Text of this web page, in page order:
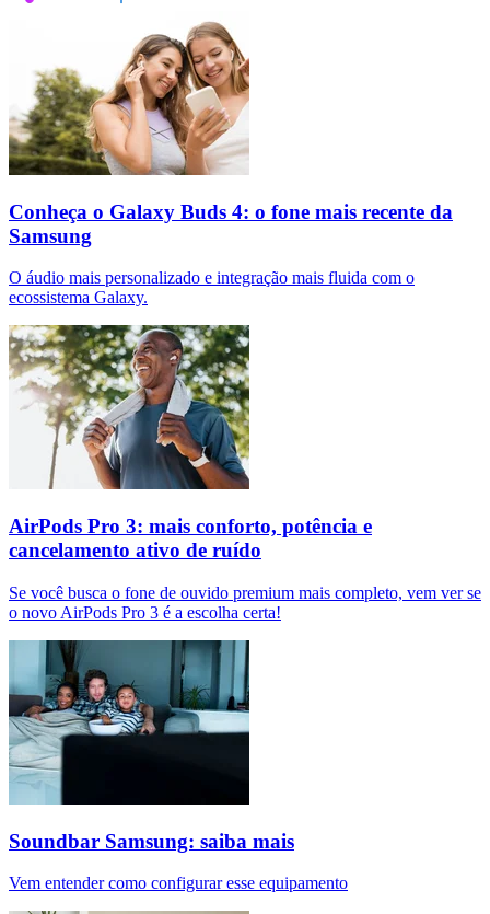
Conheça o Galaxy Buds 4: o fone mais recente da
Samsung
O áudio mais personalizado e integração mais fluida com o
ecossistema Galaxy.
AirPods Pro 3: mais conforto, potência e
cancelamento ativo de ruído
Se você busca o fone de ouvido premium mais completo, vem ver se
o novo AirPods Pro 3 é a escolha certa!
Soundbar Samsung: saiba mais
Vem entender como configurar esse equipamento